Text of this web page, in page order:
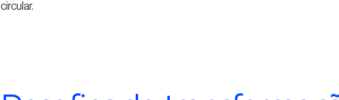
circular.